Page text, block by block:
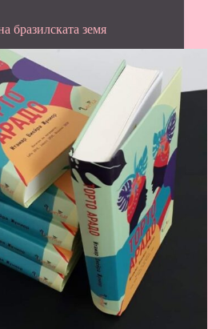
бразилската земя